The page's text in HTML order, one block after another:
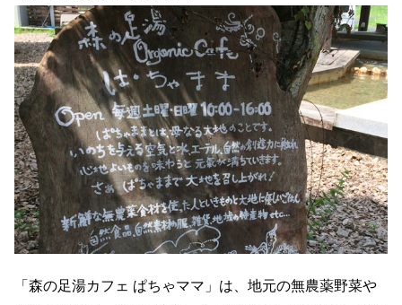
「森の足湯カフェ ぱちゃママ」は、地元の無農薬野菜や